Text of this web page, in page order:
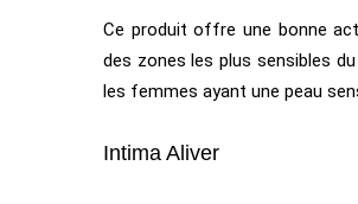
Ce produit offre une bonne
des zones les plus sensibles
les femmes ayant une peau
Intima Aliver